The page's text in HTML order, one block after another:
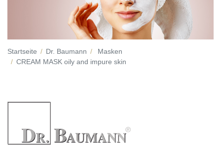
Startseite Dr. Baumann
Masken
CREAM MASK oily and impure skin